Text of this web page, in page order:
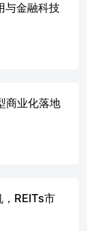
月，国家数据局
据局局长刘烈宏
锚点，更是连接
经济的商业模
以来，推理模型
一变化意味着，
传统聊天模型，
）、状态维
推理复杂度驱
Token持续增
与金融科技
商业化落地
REITs市